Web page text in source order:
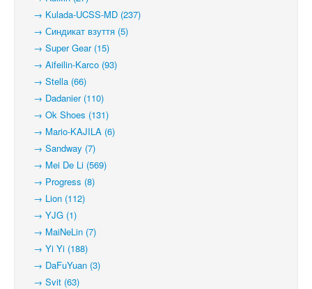
→ Kulada-UCSS-MD (237)
→ Синдикат взуття (5)
→ Super Gear (15)
→ Aifeilin-Karco (93)
→ Stella (66)
→ Dadanier (110)
→ Ok Shoes (131)
→ Mario-KAJILA (6)
→ Sandway (7)
→ Mei De Li (569)
→ Progress (8)
→ Lion (112)
→ YJG (1)
→ MaiNeLin (7)
→ Yi Yi (188)
→ DaFuYuan (3)
→ Svit (63)